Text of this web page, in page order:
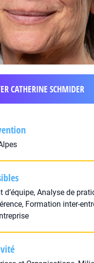
CATHERINE SCHMIDER
d’équipe, Analyse de
Formation inter-